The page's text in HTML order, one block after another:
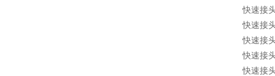
快速接
快速接
快速接
快速接
快速接